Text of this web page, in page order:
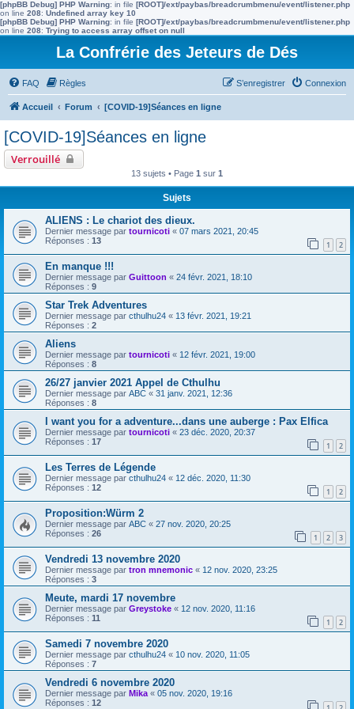
[phpBB Debug] PHP Warning: in file [ROOT]/ext/paybas/breadcrumbmenu/event/listener.php
on line 208: Undefined array key 10
[phpBB Debug] PHP Warning: in file [ROOT]/ext/paybas/breadcrumbmenu/event/listener.php
on line 208: Trying to access array offset on null
La Confrérie des Jeteurs de Dés
FAQ Règles Connexion
S’enregistrer
Accueil Forum [COVID-19]Séances en ligne
[COVID-19]Séances en ligne
Verrouillé
13 sujets • Page 1 sur 1
Sujets
ALIENS : Le chariot des dieux.
Dernier message par tournicoti « 07 mars 2021, 20:45
Réponses : 13 1 2
En manque !!!
Dernier message par Guittoon « 24 févr. 2021, 18:10
Réponses : 9
Star Trek Adventures
Dernier message par cthulhu24 « 13 févr. 2021, 19:21
Réponses : 2
Aliens
Dernier message par tournicoti « 12 févr. 2021, 19:00
Réponses : 8
26/27 janvier 2021 Appel de Cthulhu
Dernier message par ABC « 31 janv. 2021, 12:36
Réponses : 8
I want you for a adventure...dans une auberge : Pax Elfica
Dernier message par tournicoti « 23 déc. 2020, 20:37
Réponses : 17 1 2
Les Terres de Légende
Dernier message par cthulhu24 « 12 déc. 2020, 11:30
Réponses : 12 1 2
Proposition:Würm 2
Dernier message par ABC « 27 nov. 2020, 20:25
Réponses : 26 1 2 3
Vendredi 13 novembre 2020
Dernier message par tron mnemonic « 12 nov. 2020, 23:25
Réponses : 3
Meute, mardi 17 novembre
Dernier message par Greystoke « 12 nov. 2020, 11:16
Réponses : 11 1 2
Samedi 7 novembre 2020
Dernier message par cthulhu24 « 10 nov. 2020, 11:05
Réponses : 7
Vendredi 6 novembre 2020
Dernier message par Mika« 05 nov. 2020, 19:16
Réponses : 12